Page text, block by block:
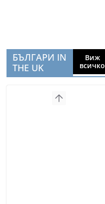
БЪЛГАРИ IN
THE UK
Виж
всичко